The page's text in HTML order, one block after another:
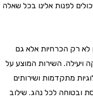
לפנות אלינו בכל שאלה
הכרחיות אלא גם
השירות המוצע על
ושירותים
לכל נהג. שילוב